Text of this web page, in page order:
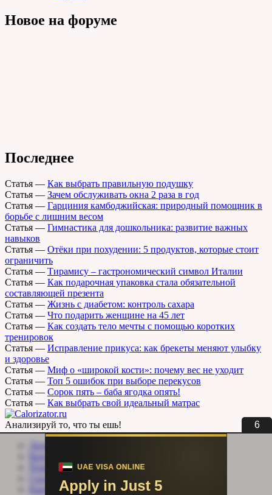
6
Новое на форуме
Последнее
Статья — Как выбрать правильную подушку
Статья — Зачем обслуживать окна 2 раза в год
Статья — Гарциния камбоджийская: природный помощник в
борьбе с лишним весом
Статья — Гимнастика для дошкольника: развитие важных
навыков
Статья — Отёки при похудении: 5 продуктов, которые стоит
ограничить
Статья — Тирамису – гастрономический символ Италии
Статья — Как подарочная упаковка стала обязательной
составляющей презента
Статья — Жизнь с диабетом: контроль сахара
Статья — Что подарить женщине на 45 лет
Статья — Как создать тело мечты с помощью коротких
тренировок
Статья — Исправление прикуса: как брекеты меняют улыбку
и здоровье
Статья — Миф о «широкой кости»: почему вес не уходит
Статья — Топ 5 ошибок при выборе перекусов
Статья — Сорок пять – баба ягодка опять!
Статья — Как выбрать свой идеальный матрас
Анализируй то, что ты ешь!
Личный кабинет
Помощь сайту
Соцсети
Карта сайта